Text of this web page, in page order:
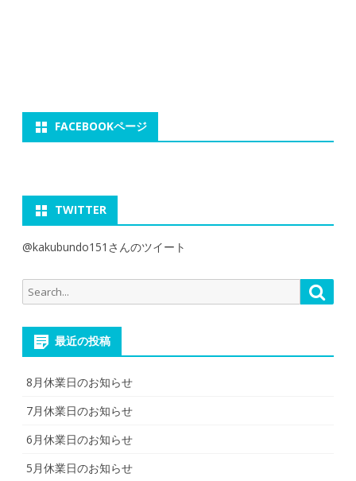
FACEBOOKページ
TWITTER
@kakubundo151さんのツイート
Search
for:
最近の投稿
8月休業日のお知らせ
7月休業日のお知らせ
6月休業日のお知らせ
5月休業日のお知らせ